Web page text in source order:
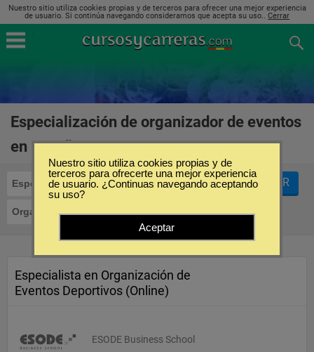
Nuestro sitio utiliza cookies propias y de terceros para ofrecer una mejor experiencia
de usuario. Si continúa navegando consideramos que acepta su uso.. Cerrar
Especialización de organizador de eventos
en España
Especialización
Organizador de Eventos
FILTRAR
Especialista en Organización de
Eventos Deportivos (Online)
ESODE Business School
Nuestro sitio utiliza cookies propias y de
terceros para ofrecerte una mejor experiencia
de usuario. ¿Continuas navegando aceptando
su uso?
Aceptar